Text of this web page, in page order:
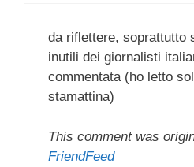
da riflettere, soprattutto
inutili dei giornalisti
commentata (ho letto
stamattina)
This comment was
FriendFeed